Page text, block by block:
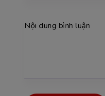
Nội dung bình luận